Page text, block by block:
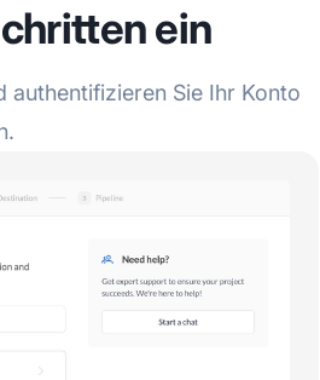
ein
authentifizieren Sie Ihr Konto